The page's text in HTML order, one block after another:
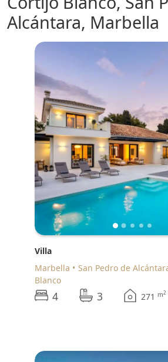
Alcántara, Marbella
Villa
Marbella
San Pedro de
Blanco
4 3 271 m2